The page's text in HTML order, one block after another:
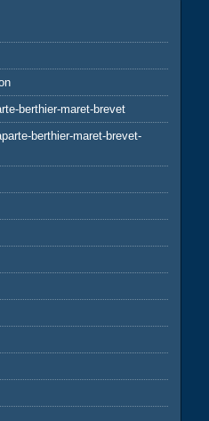
berthier-maret-brevet
berthier-maret-brevet-